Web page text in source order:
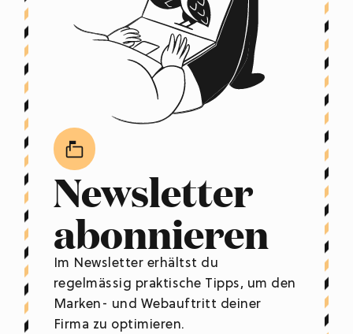
Newsletter
abonnieren
Im Newsletter erhältst du
regelmässig praktische Tipps, um den
Marken- und Webauftritt deiner
Firma zu optimieren.